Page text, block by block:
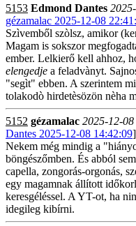
5153 Edmond Dantes
gézamalac 2025-12-08
Szìvemből szòlsz, amikor
Magam is sokszor
ember. Lelkierő kell ahhoz,
elengedje a feladvànyt.
"segìt" ebben. A szerintem
tolakodò hirdetèsözön nèha
5152 gézamalac 2025-12-
Dantes 2025-12-08 14:42:09]
Nekem még mindig a
böngészőmben. És abból
capella, zongorás-orgonás,
egy magamnak állított
keresgéléssel. A YT-ot, ha
idegileg kibírni.